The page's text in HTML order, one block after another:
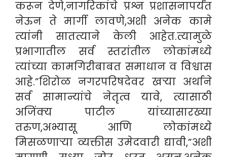
करून देणे,नागरिकांचे प्रश्न प्रशासनापर्यंत
नेऊन ते मार्गी लावणे,अशी अनेक कामे
त्यांनी सातत्याने केली आहेत.त्यामुळे
प्रभागातील सर्व स्तरांतील लोकांमध्ये
त्यांच्या कामगिरीबाबत समाधान व विश्वास
आहे.”शिरोळ नगरपरिषदेवर खऱ्या अर्थाने
सर्व सामान्यांचे नेतृत्व यावे, त्यासाठी
अजिंक्य पाटील यांच्यासारख्या
तरुण,अभ्यासू आणि लोकांमध्ये
मिसळणाऱ्या व्यक्तीस उमेदवारी द्यावी,”अशी